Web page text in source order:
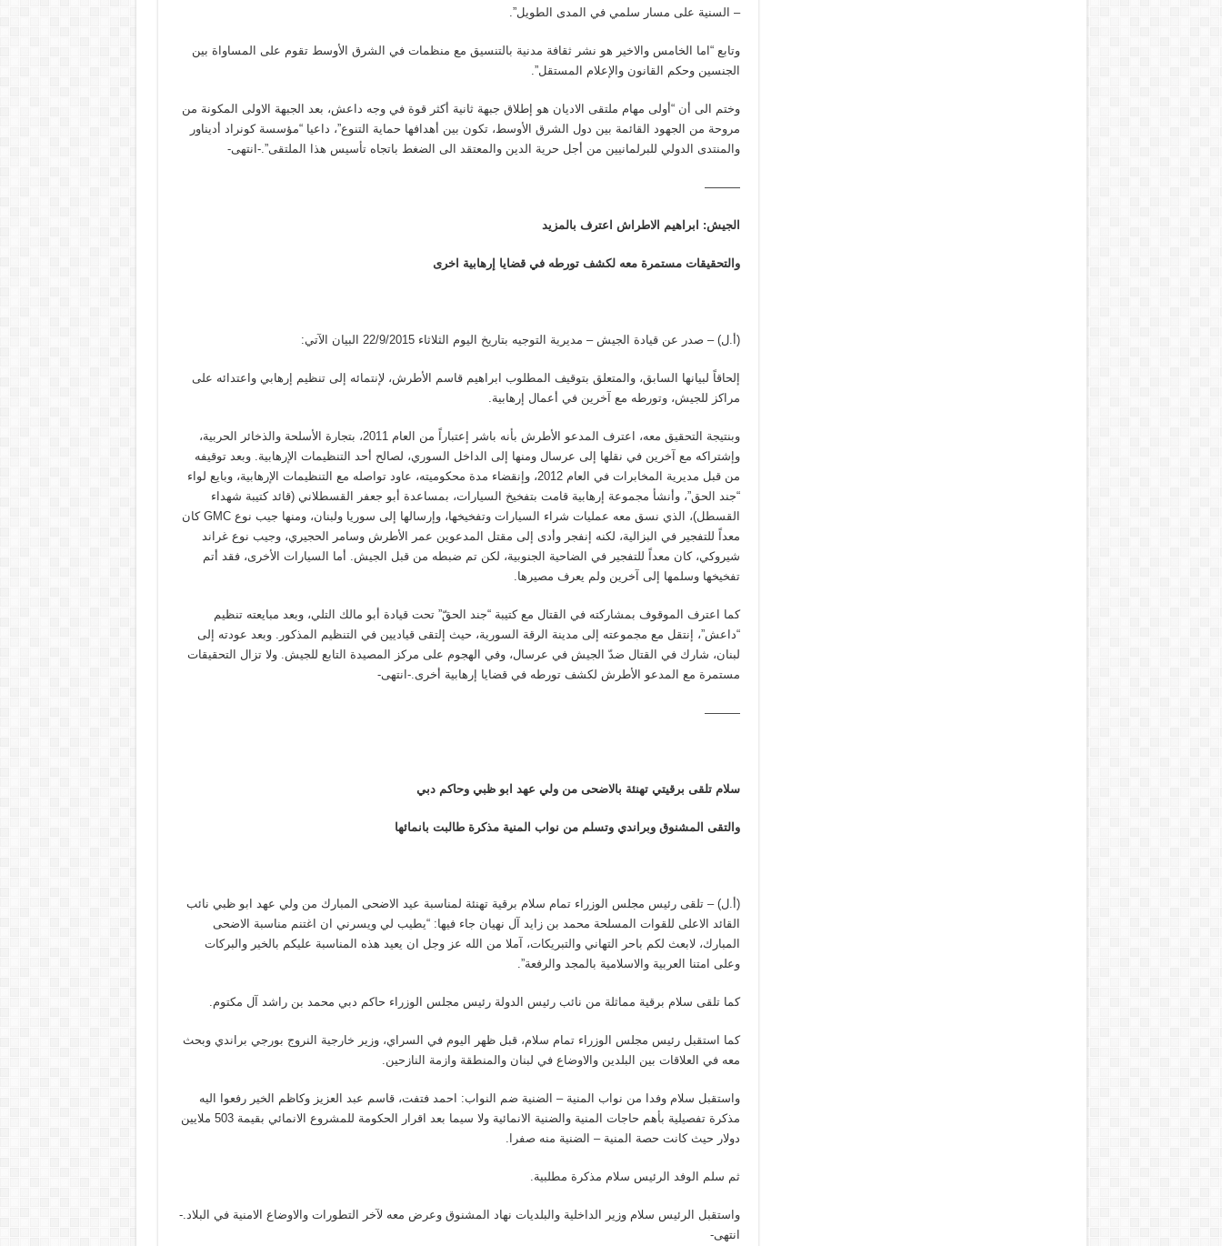
– السنية على مسار سلمي في المدى الطويل”.
وتابع “اما الخامس والاخير هو نشر ثقافة مدنية بالتنسيق مع منظمات في الشرق الأوسط تقوم على المساواة بين
الجنسين وحكم القانون والإعلام المستقل”.
وختم الى أن “أولى مهام ملتقى الاديان هو إطلاق جبهة ثانية أكثر قوة في وجه داعش، بعد الجبهة الاولى المكونة من
مروحة من الجهود القائمة بين دول الشرق الأوسط، تكون بين أهدافها حماية التنوع”، داعيا “مؤسسة كونراد أديناور
والمنتدى الدولي للبرلمانيين من أجل حرية الدين والمعتقد الى الضغط باتجاه تأسيس هذا الملتقى”.-انتهى-
———
الجيش: ابراهيم الاطراش اعترف بالمزيد
والتحقيقات مستمرة معه لكشف تورطه في قضايا إرهابية اخرى
(أ.ل) – صدر عن قيادة الجيش – مديرية التوجيه بتاريخ اليوم الثلاثاء 22/9/2015 البيان الآتي:
إلحاقاً لبيانها السابق، والمتعلق بتوقيف المطلوب ابراهيم قاسم الأطرش، لإنتمائه إلى تنظيم إرهابي واعتدائه على
مراكز للجيش، وتورطه مع آخرين في أعمال إرهابية.
وبنتيجة التحقيق معه، اعترف المدعو الأطرش بأنه باشر إعتباراً من العام 2011، بتجارة الأسلحة والذخائر الحربية،
وإشتراكه مع آخرين في نقلها إلى عرسال ومنها إلى الداخل السوري، لصالح أحد التنظيمات الإرهابية. وبعد توقيفه
من قبل مديرية المخابرات في العام 2012، وإنقضاء مدة محكوميته، عاود تواصله مع التنظيمات الإرهابية، وبايع لواء
“جند الحق”، وأنشأ مجموعة إرهابية قامت بتفخيخ السيارات، بمساعدة أبو جعفر القسطلاني (قائد كتيبة شهداء
القسطل)، الذي نسق معه عمليات شراء السيارات وتفخيخها، وإرسالها إلى سوريا ولبنان، ومنها جيب نوع GMC كان
معداً للتفجير في البزالية، لكنه إنفجر وأدى إلى مقتل المدعوين عمر الأطرش وسامر الحجيري، وجيب نوع غراند
شيروكي، كان معداً للتفجير في الضاحية الجنوبية، لكن تم ضبطه من قبل الجيش. أما السيارات الأخرى، فقد أتم
تفخيخها وسلمها إلى آخرين ولم يعرف مصيرها.
كما اعترف الموقوف بمشاركته في القتال مع كتيبة “جند الحقّ” تحت قيادة أبو مالك التلي، وبعد مبايعته تنظيم
“داعش”، إنتقل مع مجموعته إلى مدينة الرقة السورية، حيث إلتقى قياديين في التنظيم المذكور. وبعد عودته إلى
لبنان، شارك في القتال ضدّ الجيش في عرسال، وفي الهجوم على مركز المصيدة التابع للجيش. ولا تزال التحقيقات
مستمرة مع المدعو الأطرش لكشف تورطه في قضايا إرهابية أخرى.-انتهى-
———
سلام تلقى برقيتي تهنئة بالاضحى من ولي عهد ابو ظبي وحاكم دبي
والتقى المشنوق وبراندي وتسلم من نواب المنية مذكرة طالبت بانمائها
(أ.ل) – تلقى رئيس مجلس الوزراء تمام سلام برقية تهنئة لمناسبة عيد الاضحى المبارك من ولي عهد ابو ظبي نائب
القائد الاعلى للقوات المسلحة محمد بن زايد آل نهيان جاء فيها: “يطيب لي ويسرني ان اغتنم مناسبة الاضحى
المبارك، لابعث لكم باحر التهاني والتبريكات، آملا من الله عز وجل ان يعيد هذه المناسبة عليكم بالخير والبركات
وعلى امتنا العربية والاسلامية بالمجد والرفعة”.
كما تلقى سلام برقية مماثلة من نائب رئيس الدولة رئيس مجلس الوزراء حاكم دبي محمد بن راشد آل مكتوم.
كما استقبل رئيس مجلس الوزراء تمام سلام، قبل ظهر اليوم في السراي، وزير خارجية النروج بورجي براندي وبحث
معه في العلاقات بين البلدين والاوضاع في لبنان والمنطقة وازمة النازحين.
واستقبل سلام وفدا من نواب المنية – الضنية ضم النواب: احمد فتفت، قاسم عبد العزيز وكاظم الخير رفعوا اليه
مذكرة تفصيلية بأهم حاجات المنية والضنية الانمائية ولا سيما بعد اقرار الحكومة للمشروع الانمائي بقيمة 503 ملايين
دولار حيث كانت حصة المنية – الضنية منه صفرا.
ثم سلم الوفد الرئيس سلام مذكرة مطلبية.
واستقبل الرئيس سلام وزير الداخلية والبلديات نهاد المشنوق وعرض معه لآخر التطورات والاوضاع الامنية في البلاد.-
انتهى-